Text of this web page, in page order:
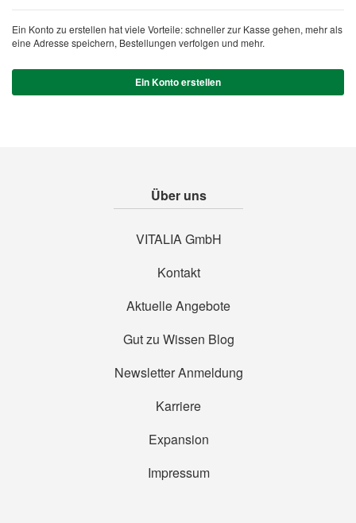
Ein Konto zu erstellen hat viele Vorteile: schneller zur Kasse gehen, mehr als
eine Adresse speichern, Bestellungen verfolgen und mehr.
Ein Konto erstellen
Über uns
VITALIA GmbH
Kontakt
Aktuelle Angebote
Gut zu Wissen Blog
Newsletter Anmeldung
Karriere
Expansion
Impressum